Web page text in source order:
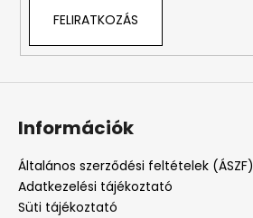
FELIRATKOZÁS
Információk
Általános szerződési feltételek (ÁSZF)
Adatkezelési tájékoztató
Süti tájékoztató